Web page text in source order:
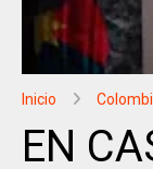
Inicio
EN